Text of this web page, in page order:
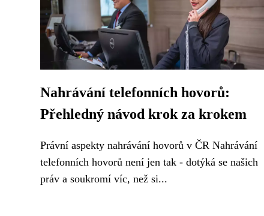
Nahrávání telefonních hovorů:
Přehledný návod krok za krokem
Právní aspekty nahrávání hovorů v ČR Nahrávání
telefonních hovorů není jen tak - dotýká se našich
práv a soukromí víc, než si...